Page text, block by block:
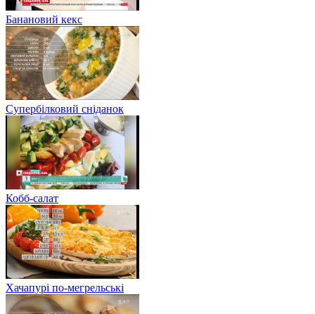
Банановий кекс
Супербілковий сніданок
Кобб-салат
Хачапурі по-мегрельські